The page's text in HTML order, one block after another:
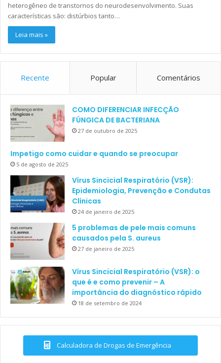
heterogêneo de transtornos do neurodesenvolvimento. Suas
características são: distúrbios tanto…
Leia mais »
Recente Popular Comentários
COMO DIFERENCIAR INFECÇÃO
FÚNGICA DE BACTERIANA
27 de outubro de 2025
Impetigo como cuidar e quando se preocupar
5 de agosto de 2025
Vírus Sincicial Respiratório (VSR):
Epidemiologia, Prevenção e Condutas
Clínicas
24 de janeiro de 2025
5 problemas de pele mais comuns
causados pela S. aureus
27 de janeiro de 2025
Vírus Sincicial Respiratório (VSR): o
que é e como prevenir – A
importância do diagnóstico rápido
18 de setembro de 2024
Calculadora de Drogas de Emergência